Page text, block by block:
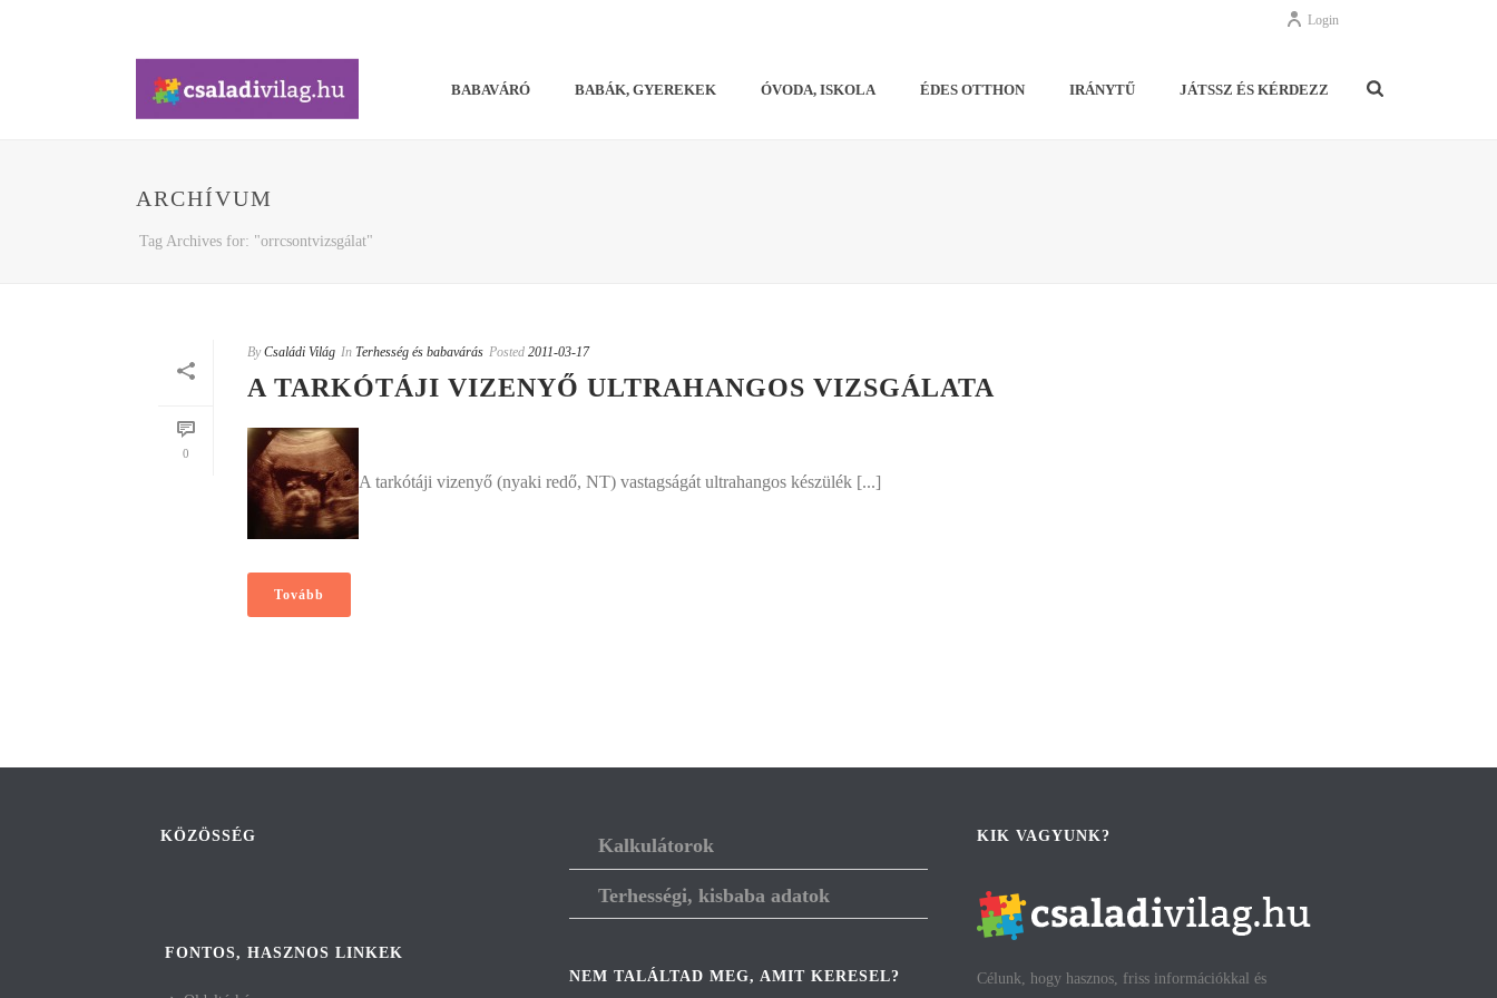
Login
BABAVÁRÓ BABÁK, GYEREKEK ÓVODA, ISKOLA ÉDES OTTHON IRÁNYTŰ JÁTSSZ ÉS KÉRDEZZ
ARCHÍVUM
Tag Archives for: "orrcsontvizsgálat"
0
By Családi Világ In Terhesség és babavárás Posted 2011-03-17
A TARKÓTÁJI VIZENYŐ ULTRAHANGOS VIZSGÁLATA
A tarkótáji vizenyő (nyaki redő, NT) vastagságát ultrahangos készülék [...]
Tovább
KÖZÖSSÉG
FONTOS, HASZNOS LINKEK
Kalkulátorok
Terhességi, kisbaba adatok
NEM TALÁLTAD MEG, AMIT KERESEL?
KIK VAGYUNK?
Célunk, hogy hasznos, friss információkkal és